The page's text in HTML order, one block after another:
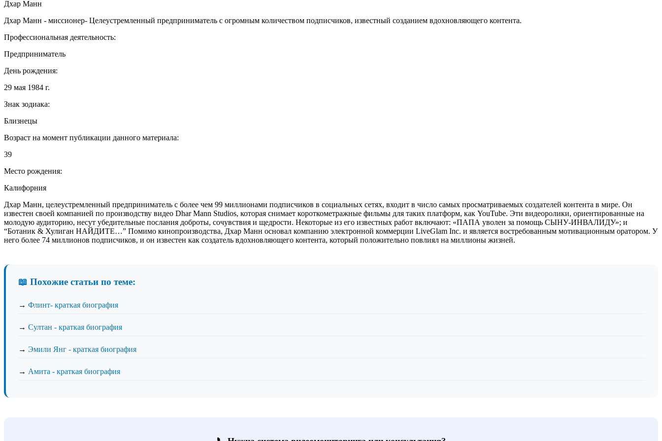
Дхар Манн
Дхар Манн - миссионер- Целеустремленный предприниматель с огромным количеством подписчиков, известный созданием вдохновляющего контента.
Профессиональная деятельность:
Предприниматель
День рождения:
29 мая 1984 г.
Знак зодиака:
Близнецы
Возраст на момент публикации данного материала:
39
Место рождения:
Калифорния
Дхар Манн, целеустремленный предприниматель с более чем 99 миллионами подписчиков в социальных сетях, входит в число самых просматриваемых создателей контента в мире. Он
известен своей компанией по производству видео Dhar Mann Studios, которая снимает короткометражные фильмы для таких платформ, как YouTube. Эти видеоролики, ориентированные на
молодую аудиторию, несут убедительные послания доброты, сочувствия и щедрости. Некоторые из его известных работ включают: «ПАПА уволен за помощь СЫНУ-ИНВАЛИДУ»; и
“Ботаник & Хулиган НАЙДИТЕ…” Помимо кинопроизводства, Дхар Манн основал компанию электронной коммерции LiveGlam Inc. и является востребованным мотивационным оратором. У
него более 74 миллионов подписчиков, и он известен как создатель вдохновляющего контента, который положительно повлиял на миллионы жизней.
📖 Похожие статьи по теме:
→ Флинт- краткая биография
→ Султан - краткая биография
→ Эмили Янг - краткая биография
→ Амита - краткая биография